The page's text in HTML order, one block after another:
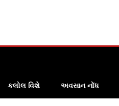
કલોલ વિશે અવસાન નોંધ